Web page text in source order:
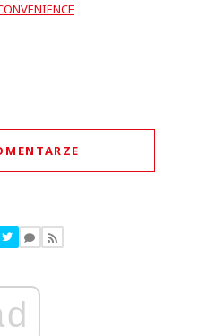
komentarzy
komentarze